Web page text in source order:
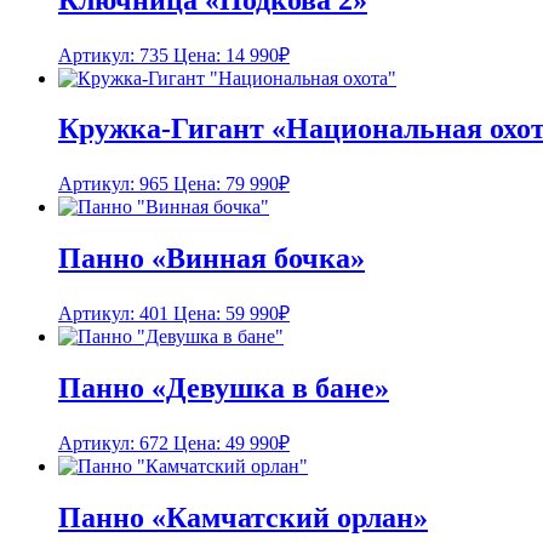
Артикул: 735 Цена: 14 990₽
Кружка-Гигант «Национальная
Артикул: 965 Цена: 79 990₽
Панно «Винная бочка»
Артикул: 401 Цена: 59 990₽
Панно «Девушка в бане»
Артикул: 672 Цена: 49 990₽
Панно «Камчатский орлан»